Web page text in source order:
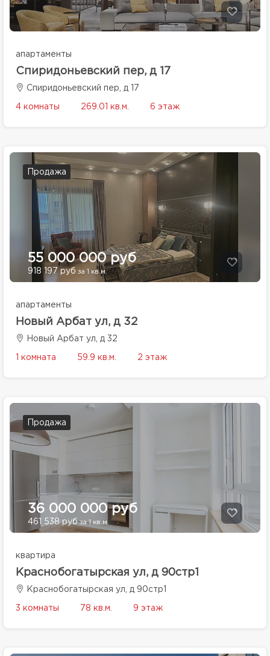
апартаменты
Спиридоньевский пер, д 17
Спиридоньевский пер, д 17
4 комнаты 269.01 кв.м. 6 этаж
Продажа
55 000 000 руб
918 197 руб за 1 кв.м.
апартаменты
Новый Арбат ул, д 32
Новый Арбат ул, д 32
1 комната 59.9 кв.м. 2 этаж
Продажа
36 000 000 руб
461 538 рубза 1 кв.м.
квартира
Краснобогатырская ул, д 90стр1
Краснобогатырская ул, д 90стр1
3 комнаты 78 кв.м. 9 этаж